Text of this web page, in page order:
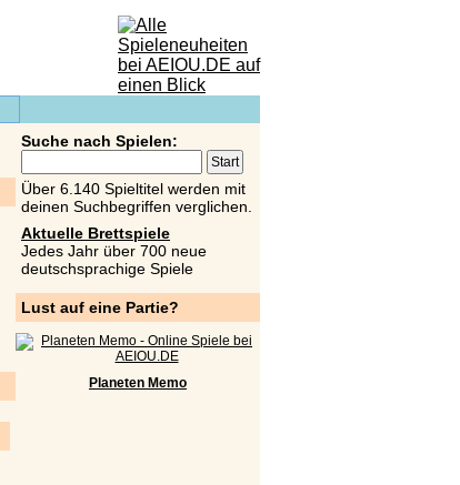
Suche nach Spielen:
Über 6.140 Spieltitel werden mit
deinen Suchbegriffen verglichen.
Aktuelle Brettspiele
Jedes Jahr über 700 neue
deutschsprachige Spiele
Lust auf eine Partie?
Planeten Memo